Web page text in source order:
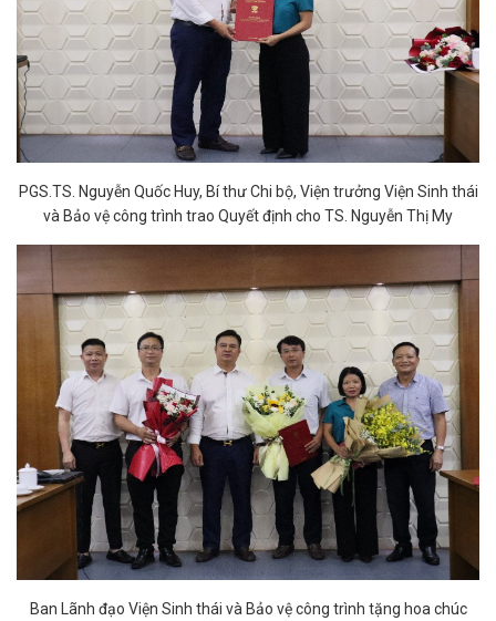
PGS.TS. Nguyễn Quốc Huy, Bí thư Chi bộ, Viện trưởng Viện Sinh thái
và Bảo vệ công trình trao Quyết định cho TS. Nguyễn Thị My
Ban Lãnh đạo Viện Sinh thái và Bảo vệ công trình tặng hoa chúc